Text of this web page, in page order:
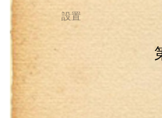
設置